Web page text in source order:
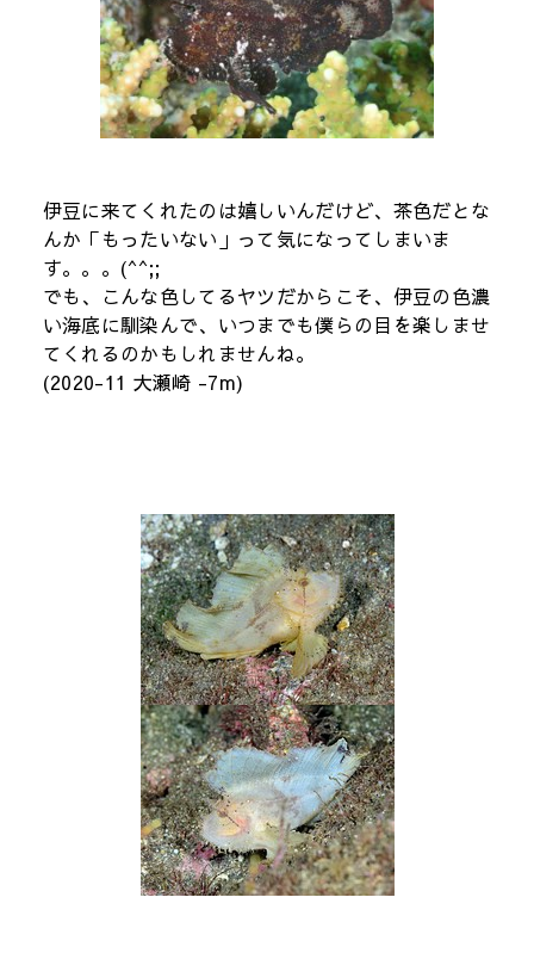
伊豆に来てくれたのは嬉しいんだけど、茶色だとな
んか「もったいない」って気になってしまいま
す。。。(^^;;
でも、こんな色してるヤツだからこそ、伊豆の色濃
い海底に馴染んで、いつまでも僕らの目を楽しませ
てくれるのかもしれませんね。
(2020-11 大瀬崎 -7m)